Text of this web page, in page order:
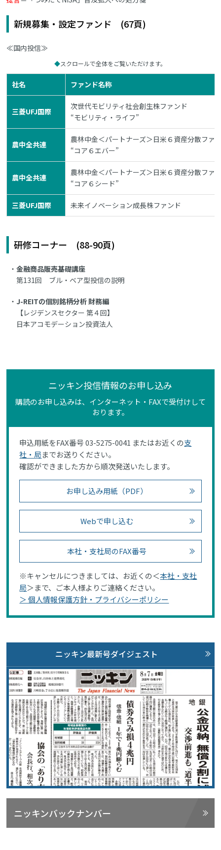
新規募集・設定ファンド (67頁)
≪国内投信≫
スクロールで全体をご覧いただけます。
社名 ファンド名称
三菱UFJ国際
次世代モビリティ社会創生株ファンド
“モビリティ・ライフ”
農中全共連
農林中金＜パートナーズ＞日米６資産分散ファ
“コア６エバー”
農中全共連
農林中金＜パートナーズ＞日米６資産分散ファ
“コア６シード”
三菱UFJ国際 未来イノベーション成長株ファンド
研修コーナー (88-90頁)
金融商品販売基礎講座
第131回 ブル・ベア型投信の説明
J-REITの個別銘柄分析 財務編
【レジデンスセクター 第４回】
日本アコモデーション投資法人
ニッキン投信情報のお申し込み
購読のお申し込みは、インターネット・FAXで受付けして
おります。
申込用紙をFAX番号 03-5275-0041 またはお近くの支
社・局までお送りください。
確認ができました方から順次発送いたします。
お申し込み用紙（PDF）
Webで申し込む
本社・支社局のFAX番号
※キャンセルにつきましては、お近くの＜本社・支社
局＞まで、ご本人様よりご連絡ください。
＞ 個人情報保護方針・プライバシーポリシー
ニッキン最新号ダイジェスト
ニッキンバックナンバー